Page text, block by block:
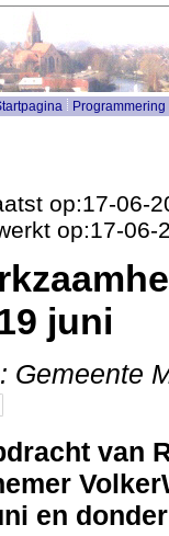
Programmering
op:17-06-
op:17-06-
juni
Gemeente
van
en